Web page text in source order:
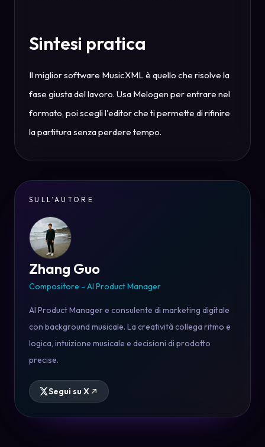
Sintesi pratica
Il miglior software MusicXML è quello che risolve la
fase giusta del lavoro. Usa Melogen per entrare nel
formato, poi scegli l'editor che ti permette di rifinire
la partitura senza perdere tempo.
SULL’AUTORE
Zhang Guo
Compositore - AI Product Manager
AI Product Manager e consulente di marketing digitale
con background musicale. La creatività collega ritmo e
logica, intuizione musicale e decisioni di prodotto
precise.
Segui su X